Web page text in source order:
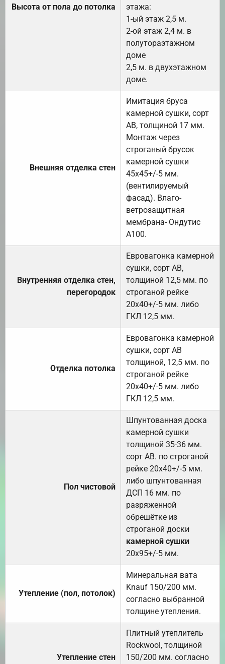
Высота от пола до потолка
этажа:
1-ый этаж 2,5 м.
2-ой этаж 2,4 м. в
полутораэтажном
доме
2,5 м. в двухэтажном
доме.
Внешняя отделка стен
Имитация бруса
камерной сушки, сорт
АВ, толщиной 17 мм.
Монтаж через
строганый брусок
камерной сушки
45х45+/-5 мм.
(вентилируемый
фасад). Влаго-
ветрозащитная
мембрана- Ондутис
А100.
Внутренняя отделка стен,
перегородок
Евровагонка камерной
сушки, сорт АВ,
толщиной 12,5 мм. по
строганой рейке
20х40+/-5 мм. либо
ГКЛ 12,5 мм.
Отделка потолка
Евровагонка камерной
сушки, сорт АВ
толщиной, 12,5 мм. по
строганой рейке
20х40+/-5 мм. либо
ГКЛ 12,5 мм.
Пол чистовой
Шпунтованная доска
камерной сушки
толщиной 35-36 мм.
сорт АВ. по строганой
рейке 20х40+/-5 мм.
либо шпунтованная
ДСП 16 мм. по
разряженной
обрешётке из
строганой доски
камерной сушки
20х95+/-5 мм.
Утепление (пол, потолок)
Минеральная вата
Knauf 150/200 мм.
согласно выбранной
толщине утепления.
Утепление стен
Плитный утеплитель
Rockwool, толщиной
150/200 мм. согласно